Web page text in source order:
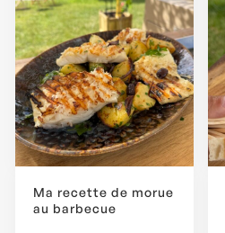
Ma recette de morue
au barbecue